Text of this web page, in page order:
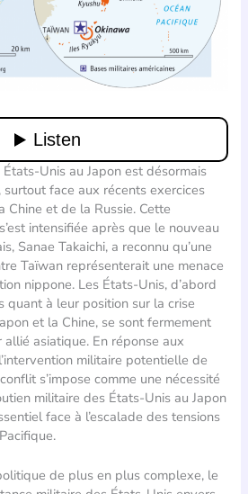
Unis au Japon est désormais
face aux récents exercices
Chine et de la Russie. Cette
intensifiée après que le nouveau
Sanae Takaichi, a reconnu qu’une
Taïwan représenterait une menace
nippone. Les États-Unis, d’abord
quant à leur position sur la crise
et la Chine, se sont fermement
asiatique. En réponse aux
militaire potentielle de
s’impose comme une nécessité
militaire des États-Unis au Japon
face à l’escalade des tensions
de plus en plus complexe, le